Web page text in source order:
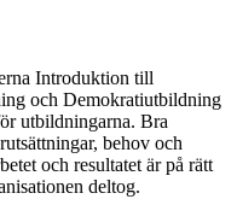
Introduktion till
och Demokratiutbildning
utbildningarna. Bra
behov och
och resultatet är på rätt
deltog.